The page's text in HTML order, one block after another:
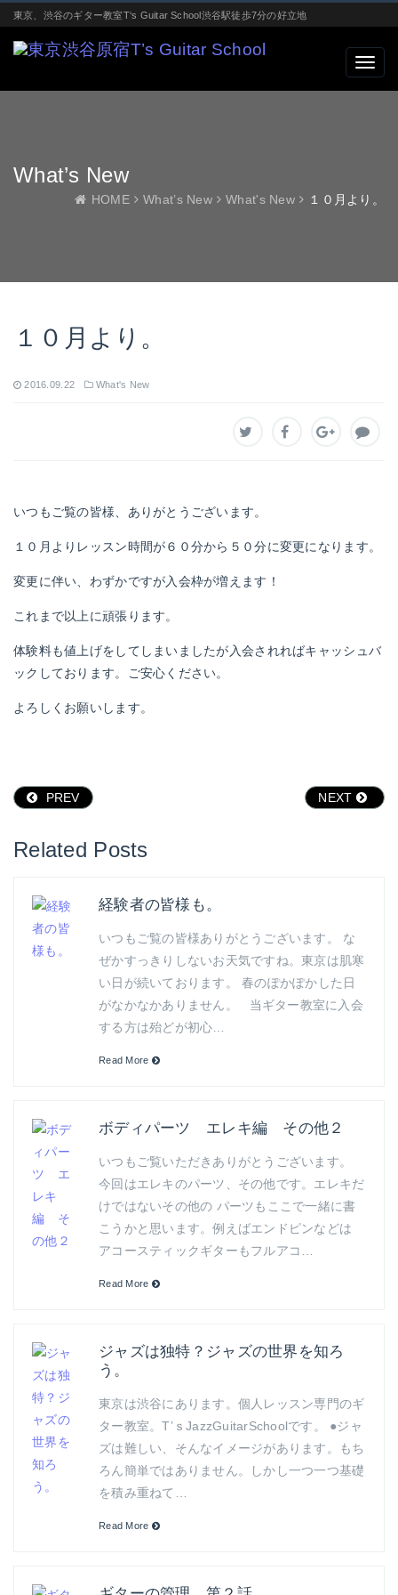
東京、渋谷のギター教室T‘s Guitar School渋谷駅徒歩7分の好立地
What’s New
HOME What’s New What's New １０月より。
１０月より。
2016.09.22 What's New
いつもご覧の皆様、ありがとうございます。
１０月よりレッスン時間が６０分から５０分に変更になります。
変更に伴い、わずかですが入会枠が増えます！
これまで以上に頑張ります。
体験料も値上げをしてしまいましたが入会されればキャッシュバ
ックしております。ご安心ください。
よろしくお願いします。
PREV NEXT
Related Posts
経験者の皆様も。
いつもご覧の皆様ありがとうございます。 な
ぜかすっきりしないお天気ですね。東京は肌寒
い日が続いております。 春のぽかぽかした日
がなかなかありません。 当ギター教室に入会
する方は殆どが初心…
Read More
ボディパーツ エレキ編 その他２
いつもご覧いただきありがとうございます。
今回はエレキのパーツ、その他です。エレキだ
けではないその他の パーツもここで一緒に書
こうかと思います。例えばエンドピンなどは
アコースティックギターもフルアコ…
Read More
ジャズは独特？ジャズの世界を知ろ
う。
東京は渋谷にあります。個人レッスン専門のギ
ター教室。T’ｓJazzGuitarSchoolです。 ●ジャ
ズは難しい、そんなイメージがあります。もち
ろん簡単ではありません。しかし一つ一つ基礎
を積み重ねて…
Read More